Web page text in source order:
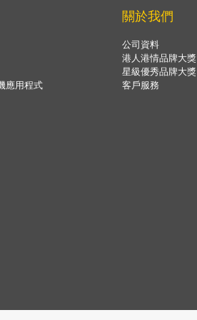
應用程式
關於我們
公司資料
港人港情品牌大獎
星級優秀品牌大獎
客戶服務